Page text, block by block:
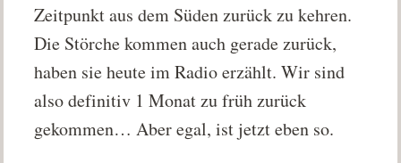
Zeitpunkt aus dem Süden zurück zu kehren.
Die Störche kommen auch gerade zurück,
haben sie heute im Radio erzählt. Wir sind
also definitiv 1 Monat zu früh zurück
gekommen… Aber egal, ist jetzt eben so.